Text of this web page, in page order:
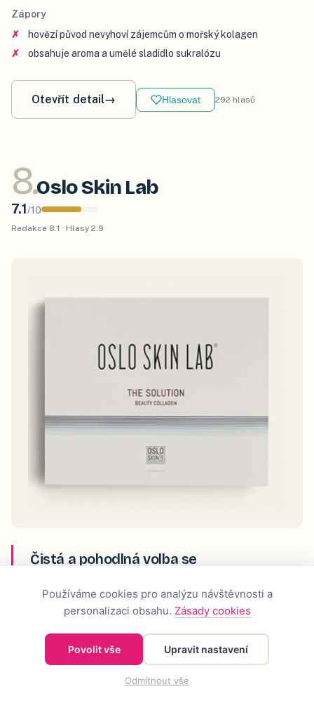
Zápory
hovězí původ nevyhoví zájemcům o mořský kolagen
obsahuje aroma a umělé sladidlo sukralózu
Otevřít detail→ Hlasovat 292 hlasů
8.Oslo Skin Lab
7.1 /10
Redakce 8.1 · Hlasy 2.9
Čistá a pohodlná volba se
nevýhodou je vysoká cena za 2
500mg denní dávku.
Minimalistický produkt s jedinou složkou: 2 500 mg
hydrolyzovaných hovězích kolagenních peptidů
Verisol® v sáčku. Je bez příchuti a lze ho přimíchat do
Používáme cookies pro analýzu návštěvnosti a
personalizaci obsahu. Zásady cookies
Povolit vše Upravit nastavení
Odmítnout vše